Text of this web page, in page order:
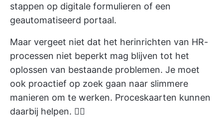
stappen op digitale formulieren of een
geautomatiseerd portaal.
Maar vergeet niet dat het herinrichten van HR-
processen niet beperkt mag blijven tot het
oplossen van bestaande problemen. Je moet
ook proactief op zoek gaan naar slimmere
manieren om te werken. Proceskaarten kunnen
daarbij helpen. 👇🏼